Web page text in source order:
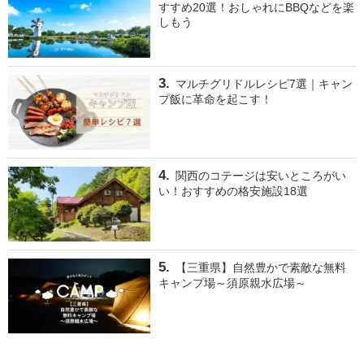
すすめ20選！おしゃれにBBQなどを楽
しもう
マルチグリドルレシピ7選｜キャン
プ飯に革命を起こす！
関西のコテージは安いところがい
い！おすすめの格安施設18選
【三重県】自然豊かで素敵な無料
キャンプ場～須原親水広場～